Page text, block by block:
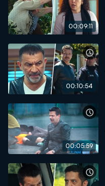
00:09:11
00:10:54
00:05:59